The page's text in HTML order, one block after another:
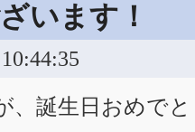
います！
、誕生日おめで